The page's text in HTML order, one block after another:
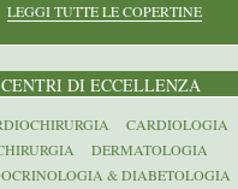
LEGGI TUTTE LE COPERTINE
CENTRI DI ECCELLENZA
CARDIOLOGIA
DERMATOLOGIA
& DIABETOLOGIA